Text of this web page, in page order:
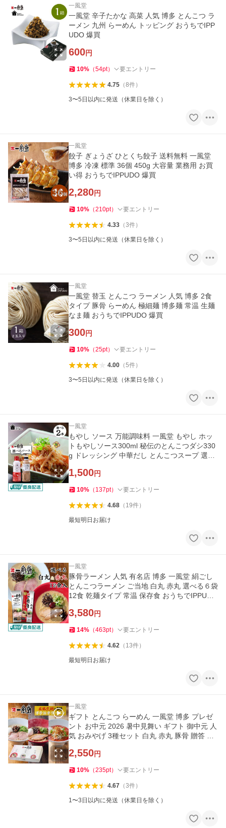
一風堂
一風堂 辛子たかな 高菜 人気 博多 とんこつ ラ
ーメン 九州 らーめん トッピング おうちでIPP
UDO 爆買
600円
10% （54pt） 要エントリー
4.75（8件）
3〜5日以内に発送（休業日を除く）
一風堂
餃子 ぎょうざ ひとくち餃子 送料無料 一風堂
博多 冷凍 標準 36個 450g 大容量 業務用 お買
い得 おうちでIPPUDO 爆買
2,280円
10% （210pt） 要エントリー
4.33（3件）
3〜5日以内に発送（休業日を除く）
一風堂
一風堂 替玉 とんこつ ラーメン 人気 博多 2食
タイプ 豚骨 らーめん 極細麺 博多麺 常温 生麺
なま麺 おうちでIPPUDO 爆買
300円
10% （25pt） 要エントリー
4.00（5件）
3〜5日以内に発送（休業日を除く）
一風堂
もやし ソース 万能調味料 一風堂 もやし ホッ
トもやしソース300ml 秘伝のとんこつダシ330
g ドレッシング 中華だし とんこつスープ 選べ
1,500円
10% （ 137pt） 要エントリー
4.68（ 19件）
最短明日お届け
一風堂
豚骨ラーメン 人気 有名店 博多 一風堂 絹ごし
とんこつラーメン ご当地 白丸 赤丸 選べる６袋
12食 乾麺タイプ 常温 保存食 おうちでIPPUDO
3,580円
14% （463pt） 要エントリー
4.62（ 13件）
最短明日お届け
一風堂
ギフト とんこつ らーめん 一風堂 博多 プレゼ
ント お中元 2026 暑中見舞い ギフト 御中元 人
気 おみやげ 3種セット 白丸 赤丸 豚骨 贈答 爆
2,550円
10% （235pt） 要エントリー
4.67（3件）
1〜3日以内に発送（休業日を除く）